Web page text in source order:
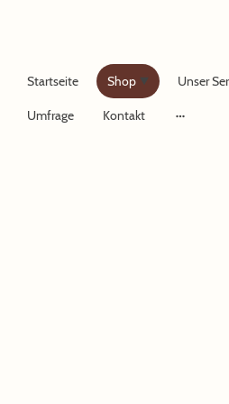
Startseite Shop Unser
Umfrage Kontakt